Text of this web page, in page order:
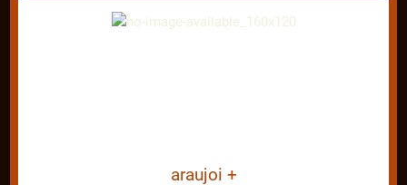
araujoi +